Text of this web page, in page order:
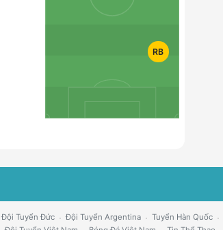
RB
Đội Tuyển Đức Đội Tuyển Argentina Tuyển Hàn Quốc